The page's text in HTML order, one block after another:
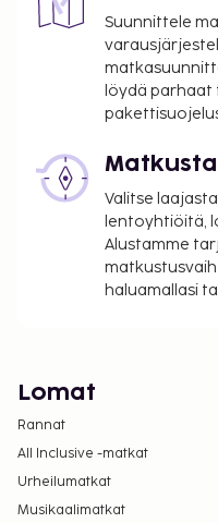
Suunnittele
löydä
Valitse
lentoyhtiöitä,
Alustamme
haluamallasi
Lomat
Rannat
All Inclusive -matkat
Urheilumatkat
Musikaalimatkat